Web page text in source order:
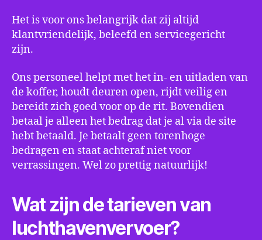
Het is voor ons belangrijk dat zij altijd
klantvriendelijk, beleefd en servicegericht
zijn.
Ons personeel helpt met het in- en uitladen van
de koffer, houdt deuren open, rijdt veilig en
bereidt zich goed voor op de rit. Bovendien
betaal je alleen het bedrag dat je al via de site
hebt betaald. Je betaalt geen torenhoge
bedragen en staat achteraf niet voor
verrassingen. Wel zo prettig natuurlijk!
Wat zijn de tarieven van
luchthavenvervoer?